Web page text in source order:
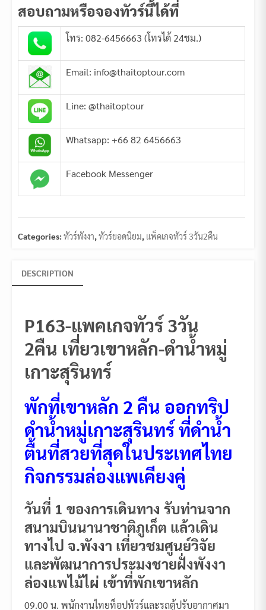
สอบถามหรือจองทัวร์นี้ได้ที่
โทร: 082-6456663 (โทรได้ 24ชม.)
Email: info@thaitoptour.com
Line: @thaitoptour
Whatsapp: +66 82 6456663
Facebook Messenger
Categories: ทัวร์พังงา,ทัวร์ยอดนิยม, แพ็คเกจทัวร์ 3วัน2คืน
DESCRIPTION
P163-แพคเกจทัวร์ 3วัน
2คืน เที่ยวเขาหลัก-ดำน้ำหมู่
เกาะสุรินทร์
พักที่เขาหลัก 2 คืน ออกทริป
ดำน้ำหมู่เกาะสุรินทร์ ที่ดำน้ำ
ตื้นที่สวยที่สุดในประเทศไทย
กิจกรรมล่องแพเคียงคู่
วันที่ 1 ของการเดินทาง รับท่านจาก
สนามบินนานาชาติภูเก็ต แล้วเดิน
ทางไป จ.พังงา เที่ยวชมศูนย์วิจัย
และพัฒนาการประมงชายฝั่งพังงา
ล่องแพไม้ไผ่ เข้าที่พักเขาหลัก
09.00 น. พนักงานไทยท็อปทัวร์และรถตู้ปรับอากาศมา